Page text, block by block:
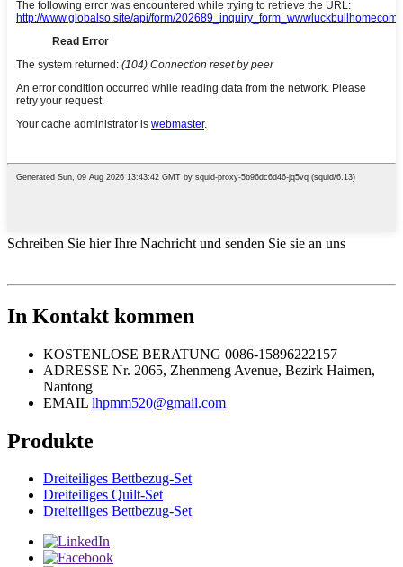
Schreiben Sie hier Ihre Nachricht und senden Sie sie an uns
In Kontakt kommen
KOSTENLOSE BERATUNG 0086-15896222157
ADRESSE Nr. 2065, Zhenmeng Avenue, Bezirk Haimen,
Nantong
EMAIL lhpmm520@gmail.com
Produkte
Dreiteiliges Bettbezug-Set
Dreiteiliges Quilt-Set
Dreiteiliges Bettbezug-Set